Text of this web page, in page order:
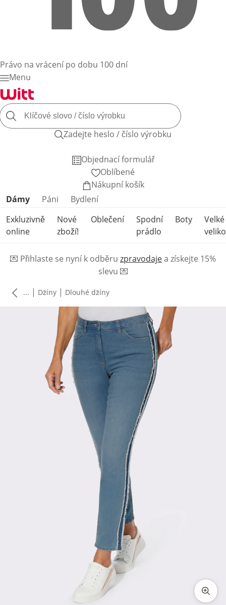
Právo na vrácení po dobu 100 dní
Menu
Zadejte heslo / číslo výrobku
Objednací formulář
Oblíbené
Nákupní košík
Přeskočit kategorie produktů
Dámy Páni
Bydlení
Exkluzivně
online
Nové
zboží!
Oblečení
Spodní
prádlo
Boty
Velké
💌 Přihlaste se nyní k odběru zpravodajea získejte 15%
slevu 💌
... | Džíny | Dlouhé džíny